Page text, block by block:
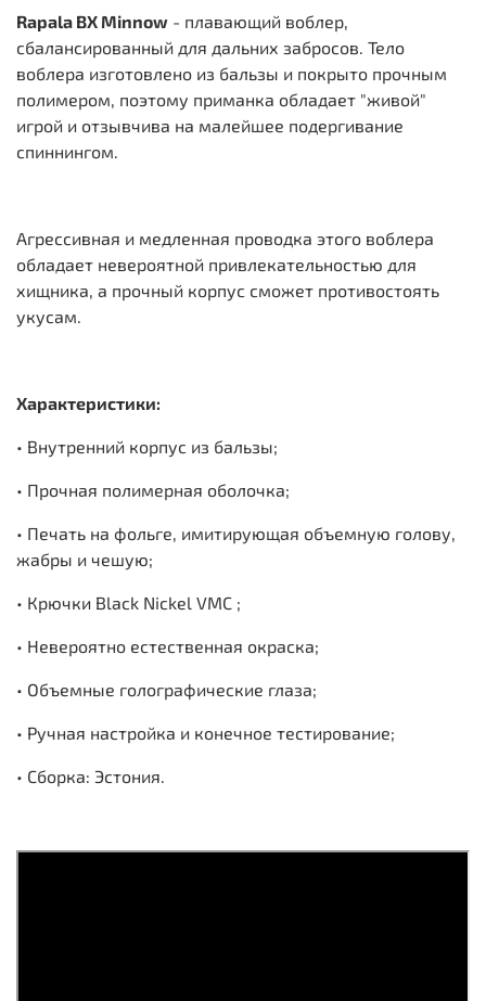
Rapala BX Minnow - плавающий воблер,
сбалансированный для дальних забросов. Тело
воблера изготовлено из бальзы и покрыто прочным
полимером, поэтому приманка обладает "живой"
игрой и отзывчива на малейшее подергивание
спиннингом.
Агрессивная и медленная проводка этого воблера
обладает невероятной привлекательностью для
хищника, а прочный корпус сможет противостоять
укусам.
Характеристики:
• Внутренний корпус из бальзы;
• Прочная полимерная оболочка;
• Печать на фольге, имитирующая объемную голову,
жабры и чешую;
• Крючки Black Nickel VMC ;
• Невероятно естественная окраска;
• Объемные голографические глаза;
• Ручная настройка и конечное тестирование;
• Сборка: Эстония.